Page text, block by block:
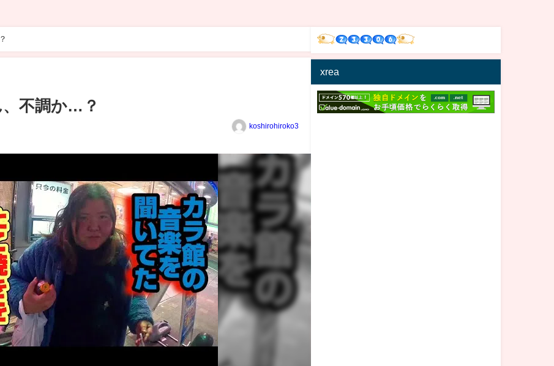
、不調か…？
koshirohiroko3
xrea